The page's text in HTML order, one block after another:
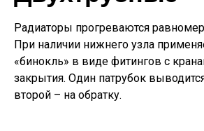
Радиаторы прогреваются
При наличии нижнего узла
«бинокль» в виде фитингов с
закрытия. Один патрубок
второй – на обратку.